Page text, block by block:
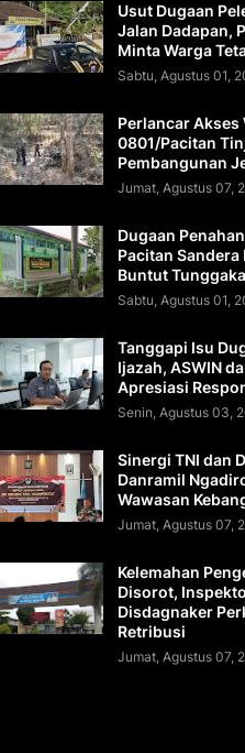
Usut Dugaan
Jalan Dadapan,
Minta Warga
Sabtu, Agustus 01,
Perlancar Akses
0801/Pacitan
Pembangunan
Jumat, Agustus 07,
Dugaan
Pacitan Sandera
Buntut
Sabtu, Agustus 01,
Tanggapi Isu
Ijazah, ASWIN
Apresiasi
Senin, Agustus 03,
Sinergi TNI dan
Danramil
Wawasan
Jumat, Agustus 07,
Kelemahan
Disorot,
Disdagnaker
Retribusi
Jumat, Agustus 07,